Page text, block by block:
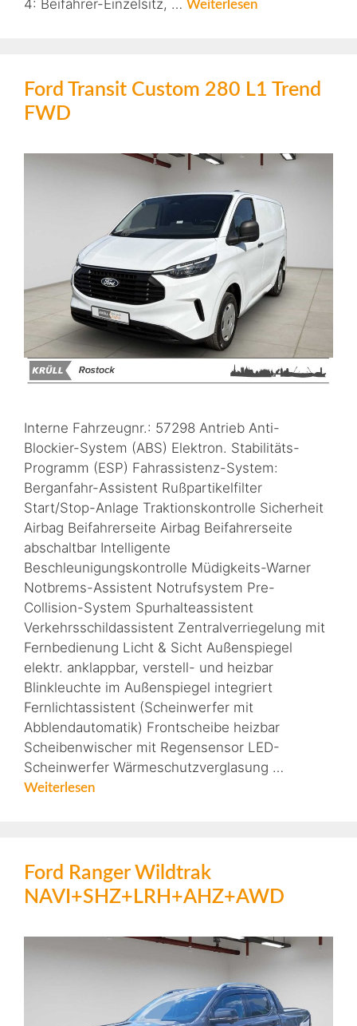
4: Beifahrer-Einzelsitz, … Weiterlesen
Ford Transit Custom 280 L1 Trend
FWD
Interne Fahrzeugnr.: 57298 Antrieb Anti-
Blockier-System (ABS) Elektron. Stabilitäts-
Programm (ESP) Fahrassistenz-System:
Berganfahr-Assistent Rußpartikelfilter
Start/Stop-Anlage Traktionskontrolle Sicherheit
Airbag Beifahrerseite Airbag Beifahrerseite
abschaltbar Intelligente
Beschleunigungskontrolle Müdigkeits-Warner
Notbrems-Assistent Notrufsystem Pre-
Collision-System Spurhalteassistent
Verkehrsschildassistent Zentralverriegelung mit
Fernbedienung Licht & Sicht Außenspiegel
elektr. anklappbar, verstell- und heizbar
Blinkleuchte im Außenspiegel integriert
Fernlichtassistent (Scheinwerfer mit
Abblendautomatik) Frontscheibe heizbar
Scheibenwischer mit Regensensor LED-
Scheinwerfer Wärmeschutzverglasung …
Weiterlesen
Ford Ranger Wildtrak
NAVI+SHZ+LRH+AHZ+AWD